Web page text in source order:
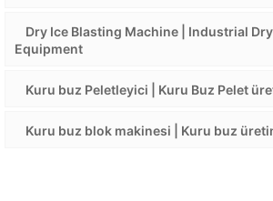
Dry Ice Blasting Machine | Industrial
Equipment
Kuru buz Peletleyici | Kuru Buz Pelet
Kuru buz blok makinesi | Kuru buz